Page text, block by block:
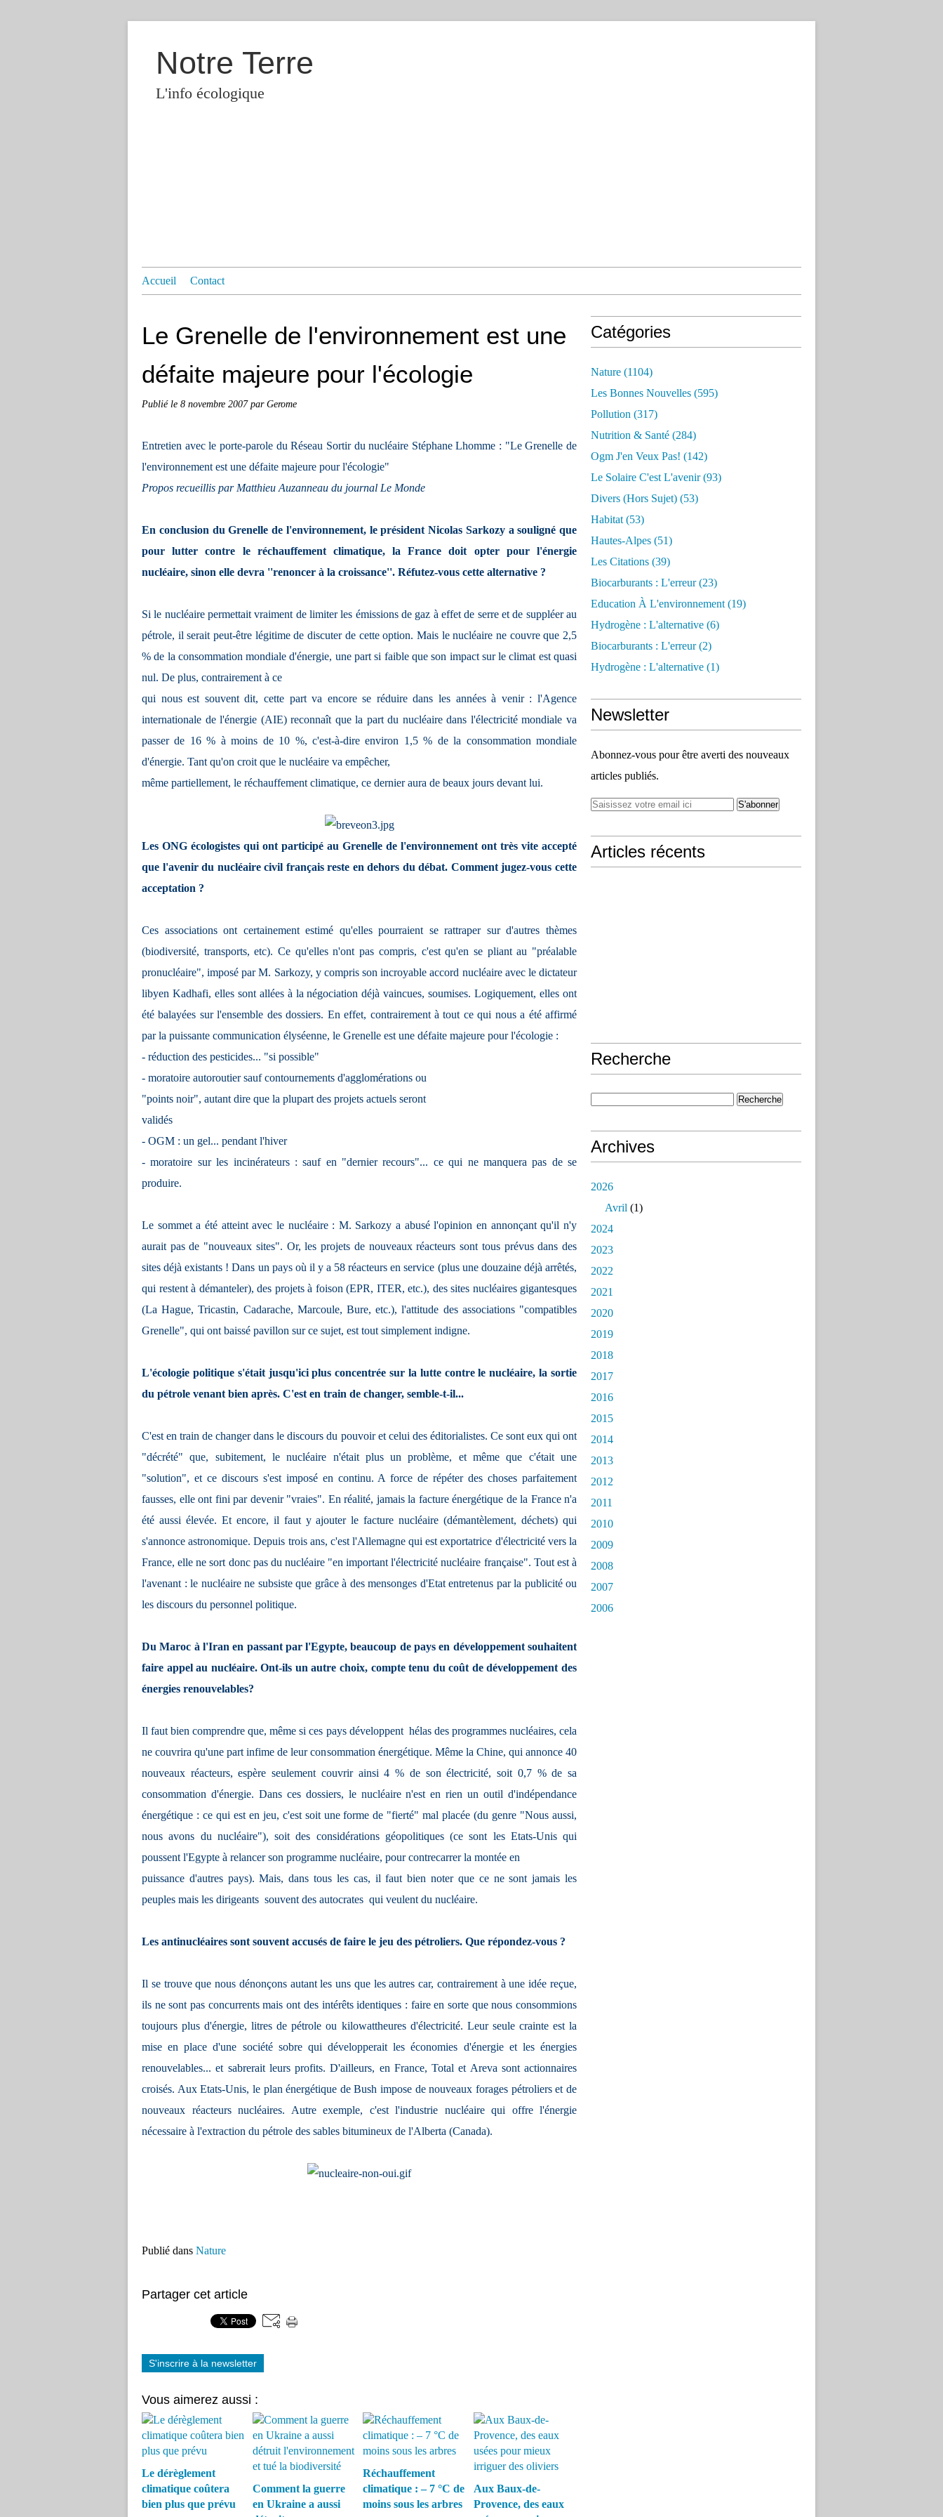
Notre Terre
L'info écologique
Accueil Contact
Le Grenelle de l'environnement est une
défaite majeure pour l'écologie
Publié le 8 novembre 2007par Gerome
Entretien avec le porte-parole du Réseau Sortir du nucléaire Stéphane Lhomme : "Le Grenelle de
l'environnement est une défaite majeure pour l'écologie"
Propos recueillis par Matthieu Auzanneau du journal Le Monde
En conclusion du Grenelle de l'environnement, le président Nicolas Sarkozy a souligné que
pour lutter contre le réchauffement climatique, la France doit opter pour l'énergie
nucléaire, sinon elle devra ''renoncer à la croissance''. Réfutez-vous cette alternative ?
Si le nucléaire permettait vraiment de limiter les émissions de gaz à effet de serre et de suppléer au
pétrole, il serait peut-être légitime de discuter de cette option. Mais le nucléaire ne couvre que 2,5
% de la consommation mondiale d'énergie, une part si faible que son impact sur le climat est quasi
nul. De plus, contrairement à ce
qui nous est souvent dit, cette part va encore se réduire dans les années à venir : l'Agence
internationale de l'énergie (AIE) reconnaît que la part du nucléaire dans l'électricité mondiale va
passer de 16 % à moins de 10 %, c'est-à-dire environ 1,5 % de la consommation mondiale
d'énergie. Tant qu'on croit que le nucléaire va empêcher,
même partiellement, le réchauffement climatique, ce dernier aura de beaux jours devant lui.
Les ONG écologistes qui ont participé au Grenelle de l'environnement ont très vite accepté
que l'avenir du nucléaire civil français reste en dehors du débat. Comment jugez-vous cette
acceptation ?
Ces associations ont certainement estimé qu'elles pourraient se rattraper sur d'autres thèmes
(biodiversité, transports, etc). Ce qu'elles n'ont pas compris, c'est qu'en se pliant au "préalable
pronucléaire", imposé par M. Sarkozy, y compris son incroyable accord nucléaire avec le dictateur
libyen Kadhafi, elles sont allées à la négociation déjà vaincues, soumises. Logiquement, elles ont
été balayées sur l'ensemble des dossiers. En effet, contrairement à tout ce qui nous a été affirmé
par la puissante communication élyséenne, le Grenelle est une défaite majeure pour l'écologie :
- réduction des pesticides... "si possible"
- moratoire autoroutier sauf contournements d'agglomérations ou
"points noir", autant dire que la plupart des projets actuels seront
validés
- OGM : un gel... pendant l'hiver
- moratoire sur les incinérateurs : sauf en "dernier recours"... ce qui ne manquera pas de se
produire.
Le sommet a été atteint avec le nucléaire : M. Sarkozy a abusé l'opinion en annonçant qu'il n'y
aurait pas de "nouveaux sites". Or, les projets de nouveaux réacteurs sont tous prévus dans des
sites déjà existants ! Dans un pays où il y a 58 réacteurs en service (plus une douzaine déjà arrêtés,
qui restent à démanteler), des projets à foison (EPR, ITER, etc.), des sites nucléaires gigantesques
(La Hague, Tricastin, Cadarache, Marcoule, Bure, etc.), l'attitude des associations "compatibles
Grenelle", qui ont baissé pavillon sur ce sujet, est tout simplement indigne.
L'écologie politique s'était jusqu'ici plus concentrée sur la lutte contre le nucléaire, la sortie
du pétrole venant bien après. C'est en train de changer, semble-t-il...
C'est en train de changer dans le discours du pouvoir et celui des éditorialistes. Ce sont eux qui ont
"décrété" que, subitement, le nucléaire n'était plus un problème, et même que c'était une
"solution", et ce discours s'est imposé en continu. A force de répéter des choses parfaitement
fausses, elle ont fini par devenir "vraies". En réalité, jamais la facture énergétique de la France n'a
été aussi élevée. Et encore, il faut y ajouter le facture nucléaire (démantèlement, déchets) qui
s'annonce astronomique. Depuis trois ans, c'est l'Allemagne qui est exportatrice d'électricité vers la
France, elle ne sort donc pas du nucléaire "en important l'électricité nucléaire française". Tout est à
l'avenant : le nucléaire ne subsiste que grâce à des mensonges d'Etat entretenus par la publicité ou
les discours du personnel politique.
Du Maroc à l'Iran en passant par l'Egypte, beaucoup de pays en développement souhaitent
faire appel au nucléaire. Ont-ils un autre choix, compte tenu du coût de développement des
énergies renouvelables?
Il faut bien comprendre que, même si ces pays développent ­ hélas ­des programmes nucléaires, cela
ne couvrira qu'une part infime de leur consommation énergétique. Même la Chine, qui annonce 40
nouveaux réacteurs, espère seulement couvrir ainsi 4 % de son électricité, soit 0,7 % de sa
consommation d'énergie. Dans ces dossiers, le nucléaire n'est en rien un outil d'indépendance
énergétique : ce qui est en jeu, c'est soit une forme de "fierté" mal placée (du genre "Nous aussi,
nous avons du nucléaire"), soit des considérations géopolitiques (ce sont les Etats-Unis qui
poussent l'Egypte à relancer son programme nucléaire, pour contrecarrer la montée en
puissance d'autres pays). Mais, dans tous les cas, il faut bien noter que ce ne sont jamais les
peuples mais les dirigeants ­ souvent des autocrates ­ qui veulent du nucléaire.
Les antinucléaires sont souvent accusés de faire le jeu des pétroliers. Que répondez-vous ?
Il se trouve que nous dénonçons autant les uns que les autres car, contrairement à une idée reçue,
ils ne sont pas concurrents mais ont des intérêts identiques : faire en sorte que nous consommions
toujours plus d'énergie, litres de pétrole ou kilowattheures d'électricité. Leur seule crainte est la
mise en place d'une société sobre qui développerait les économies d'énergie et les énergies
renouvelables... et sabrerait leurs profits. D'ailleurs, en France, Total et Areva sont actionnaires
croisés. Aux Etats-Unis, le plan énergétique de Bush impose de nouveaux forages pétroliers et de
nouveaux réacteurs nucléaires. Autre exemple, c'est l'industrie nucléaire qui offre l'énergie
nécessaire à l'extraction du pétrole des sables bitumineux de l'Alberta (Canada).
Publié dans Nature
Partager cet article
S'inscrire à la newsletter
Vous aimerez aussi :
Le dérèglement
climatique coûtera
bien plus que prévu
Comment la guerre
en Ukraine a aussi
Réchauffement
climatique : – 7 °C de
moins sous les arbres
Aux Baux-de-
Provence, des eaux
Catégories
Nature (1104)
Les Bonnes Nouvelles (595)
Pollution (317)
Nutrition & Santé (284)
Ogm J'en Veux Pas! (142)
Le Solaire C'est L'avenir(93)
Divers (hors Sujet) (53)
Habitat (53)
Hautes-Alpes (51)
Les Citations (39)
Biocarburants : L'erreur(23)
Education À L'environnement (19)
Hydrogène : L'alternative (6)
Biocarburants : L'erreur(2)
Hydrogène : L'alternative (1)
Newsletter
Abonnez-vous pour être averti des nouveaux
articles publiés.
Articles récents
Recherche
Archives
2026
Avril (1)
2024
2023
2022
2021
2020
2019
2018
2017
2016
2015
2014
2013
2012
2011
2010
2009
2008
2007
2006